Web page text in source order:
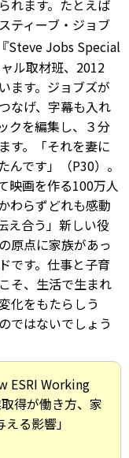
れます。たとえば
ティーブ・ジョブ
Steve Jobs Special
ル取材班、2012
ます。ジョブズが
なげ、字幕も入れ
クを編集し、３分
す。「それを妻に
です」（P30）。
映画を作る100万人
わらずどれも感動
え合う」新しい役
原点に家族があっ
です。仕事と子育
そ、生活で生まれ
化をもたらしう
ではないでしょう
ESRI Working
得が働き方、家
る影響」